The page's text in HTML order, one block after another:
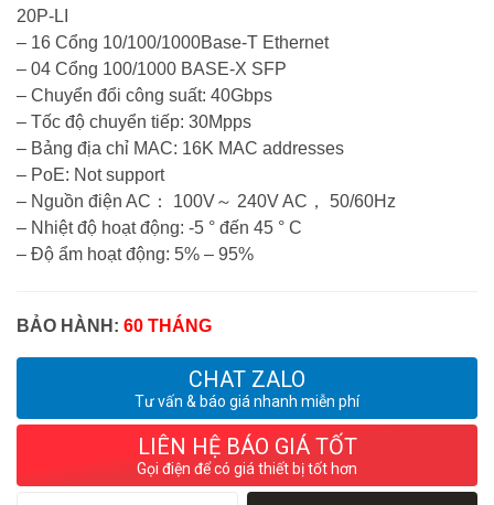
20P-LI
– 16 Cổng 10/100/1000Base-T Ethernet
– 04 Cổng 100/1000 BASE-X SFP
– Chuyển đổi công suất: 40Gbps
– Tốc độ chuyển tiếp: 30Mpps
– Bảng địa chỉ MAC: 16K MAC addresses
– PoE: Not support
– Nguồn điện AC： 100V～ 240V AC， 50/60Hz
– Nhiệt độ hoạt động: -5 ° đến 45 ° C
– Độ ẩm hoạt động: 5% – 95%
BẢO HÀNH: 60 THÁNG
CHAT ZALO
Tư vấn & báo giá nhanh miễn phí
LIÊN HỆ BÁO GIÁ TỐT
Gọi điện để có giá thiết bị tốt hơn